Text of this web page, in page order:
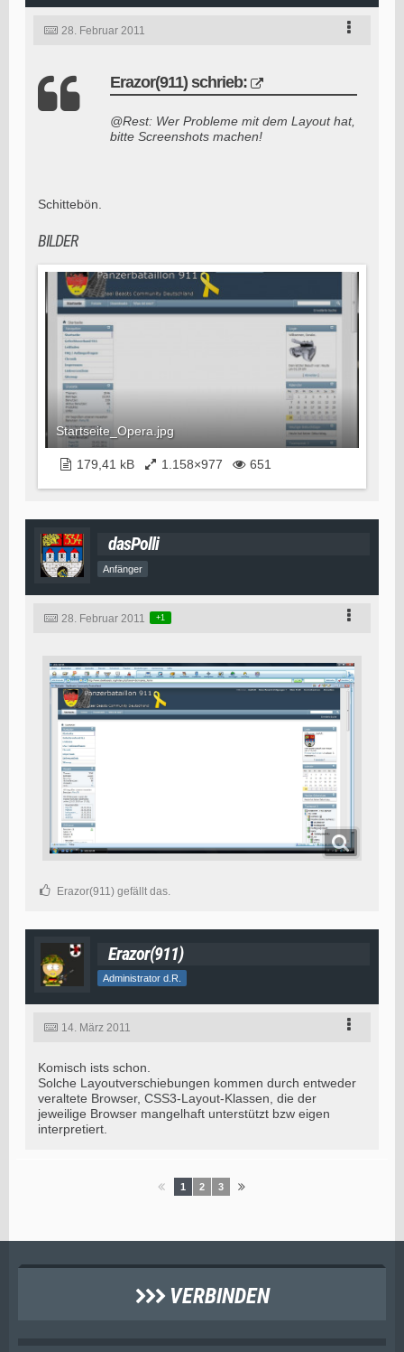
28. Februar 2011
Erazor(911) schrieb:
@Rest: Wer Probleme mit dem Layout hat,
bitte Screenshots machen!
Schittebön.
BILDER
Startseite_Opera.jpg
179,41 kB 1.158×977 651
dasPolli
Anfänger
28. Februar 2011 +1
Erazor(911) gefällt das.
Erazor(911)
Administrator d.R.
14. März 2011
Komisch ists schon.
Solche Layoutverschiebungen kommen durch entweder
veraltete Browser, CSS3-Layout-Klassen, die der
jeweilige Browser mangelhaft unterstützt bzw eigen
interpretiert.
1 2 3
VERBINDEN